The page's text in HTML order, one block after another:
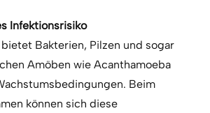
Infektionsrisiko
Bakterien, Pilzen und sogar
Amöben wie Acanthamoeba
Beim
können sich diese